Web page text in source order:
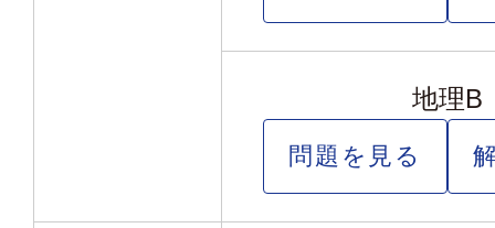
地理B
問題を見る